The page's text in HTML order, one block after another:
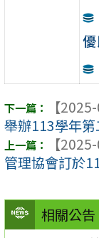
相關公告
【
舉辦113學年
【
管理協會訂於